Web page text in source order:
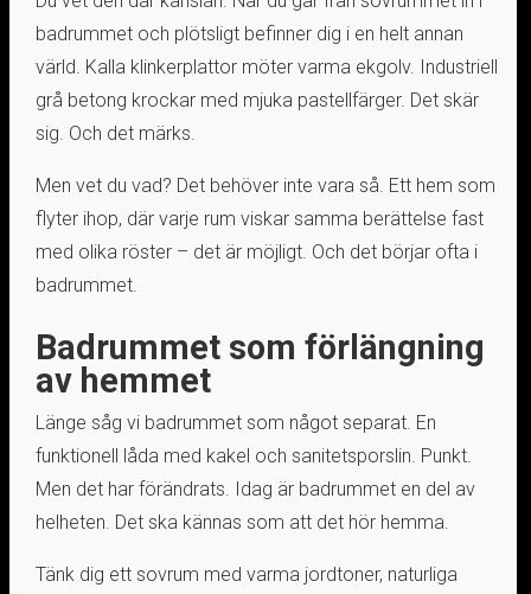
badrummet och plötsligt befinner dig i en helt annan
värld. Kalla klinkerplattor möter varma ekgolv. Industriell
grå betong krockar med mjuka pastellfärger. Det skär
sig. Och det märks.
Men vet du vad? Det behöver inte vara så. Ett hem som
flyter ihop, där varje rum viskar samma berättelse fast
med olika röster – det är möjligt. Och det börjar ofta i
badrummet.
Badrummet som förlängning
av hemmet
Länge såg vi badrummet som något separat. En
funktionell låda med kakel och sanitetsporslin. Punkt.
Men det har förändrats. Idag är badrummet en del av
helheten. Det ska kännas som att det hör hemma.
Tänk dig ett sovrum med varma jordtoner, naturliga